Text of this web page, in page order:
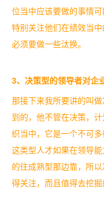
位当中应该要做的事情
特别关注他们在绩效当
必须要做一些汰换。
3、决策型的领导者对企
那接下来我所要讲的叫
到的，他不管在决策，
织当中，它是一个不可
这类型人才如果在领导
的往成熟型那边靠，所
得关注，而且值得去挖掘